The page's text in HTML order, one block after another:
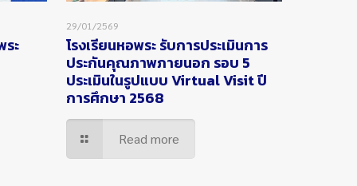
ะ
29/01/2569
โรงเรียนหอพระ รับการประเมินการ
ประกันคุณภาพภายนอก รอบ 5
ประเมินในรูปแบบ Virtual Visit ปี
การศึกษา 2568
Read more